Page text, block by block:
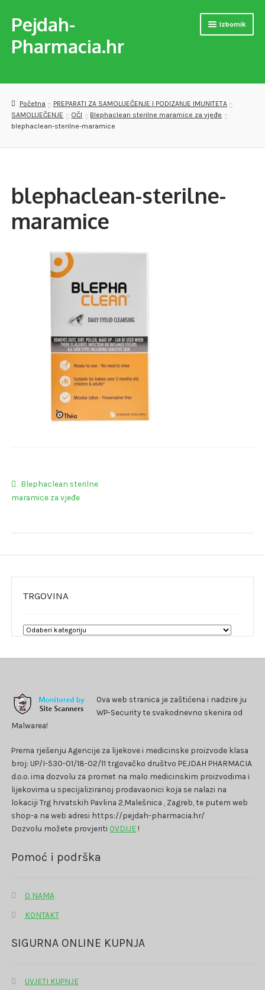
Preskoči
na
navigaciju
Skoči
do
sadržaja
Pejdah-
Pharmacia.hr
Izbornik
MEDICINSKA POMAGALA
VERSET PARFEMI
Početna
PREPARATI ZA SAMOLIJEČENJE I PODIZANJE IMUNITETA
SAMOLIJEČENJE
OČI
Blephaclean sterilne maramice za vjeđe
blephaclean-sterilne-maramice
blephaclean-sterilne-
maramice
Navigacija
objava
Prethodna
objava:
Blephaclean sterilne
maramice za vjeđe
TRGOVINA
Ova web stranica je zaštićena i nadzire ju
WP-Security te svakodnevno skenira od
Malwarea!
Prema rješenju Agencije za lijekove i medicinske proizvode klasa
broj: UP/I-530-01/18-02/11 trgovačko društvo PEJDAH PHARMACIA
d.o.o. ima dozvolu za promet na malo medicinskim proizvodima i
lijekovima u specijaliziranoj prodavaonici koja se nalazi na
lokaciji Trg hrvatskih Pavlina 2,Malešnica , Zagreb, te putem web
shop-a na web adresi https://pejdah-pharmacia.hr/
Dozvolu možete provjeriti OVDIJE !
Pomoć i podrška
O NAMA
KONTAKT
SIGURNA ONLINE KUPNJA
UVJETI KUPNJE